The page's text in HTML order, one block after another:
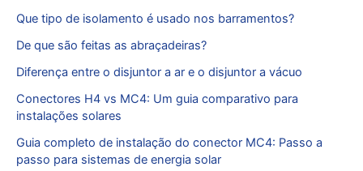
Que tipo de isolamento é usado nos barramentos?
De que são feitas as abraçadeiras?
Diferença entre o disjuntor a ar e o disjuntor a vácuo
Conectores H4 vs MC4: Um guia comparativo para
instalações solares
Guia completo de instalação do conector MC4: Passo a
passo para sistemas de energia solar